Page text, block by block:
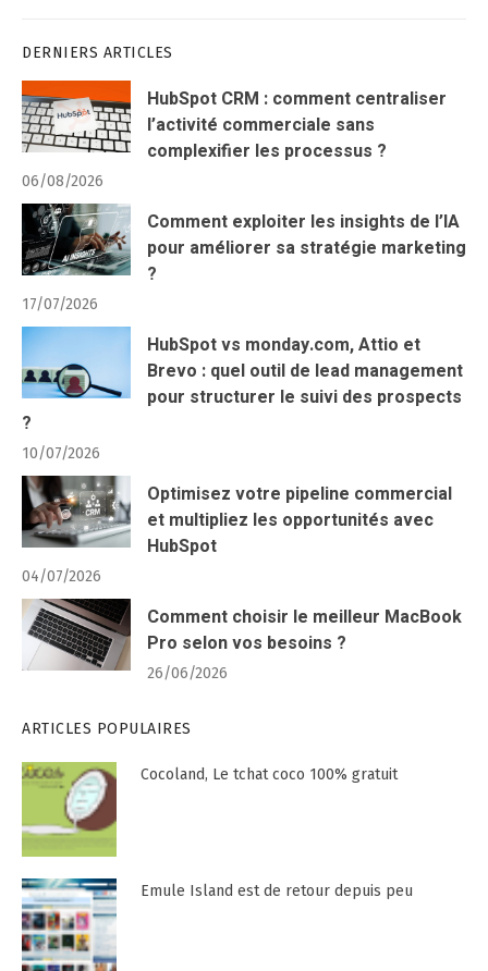
DERNIERS ARTICLES
HubSpot CRM : comment centraliser
l’activité commerciale sans
complexifier les processus ?
06/08/2026
Comment exploiter les insights de l’IA
pour améliorer sa stratégie marketing
?
17/07/2026
HubSpot vs monday.com, Attio et
Brevo : quel outil de lead management
pour structurer le suivi des prospects
?
10/07/2026
Optimisez votre pipeline commercial
et multipliez les opportunités avec
HubSpot
04/07/2026
Comment choisir le meilleur MacBook
Pro selon vos besoins ?
26/06/2026
ARTICLES POPULAIRES
Cocoland, Le tchat coco 100% gratuit
Emule Island est de retour depuis peu